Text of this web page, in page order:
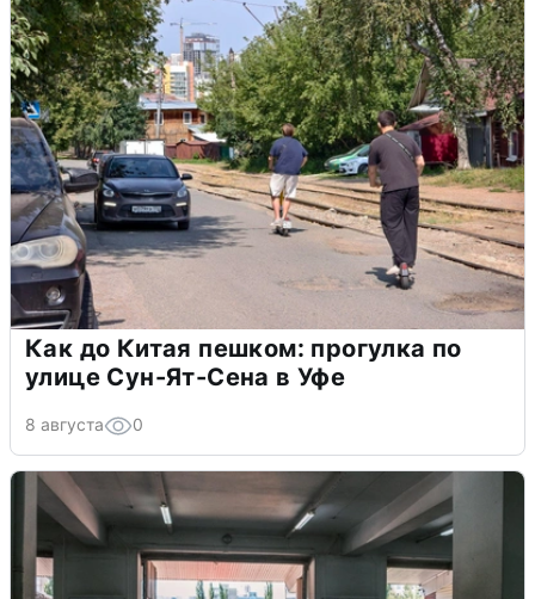
Как до Китая пешком: прогулка по
улице Сун-Ят-Сена в Уфе
8 августа 0